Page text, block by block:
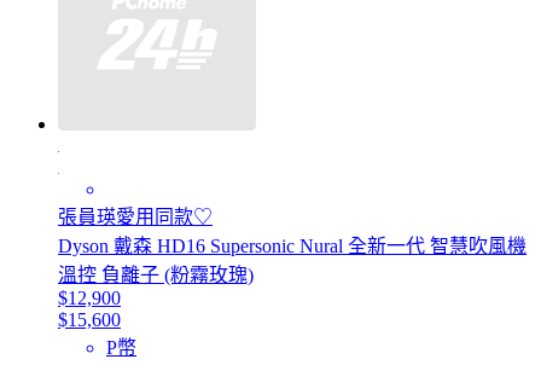
張員瑛愛用同款♡
Dyson 戴森 HD16 Supersonic Nural 全新一代 智慧吹風機
溫控 負離子 (粉霧玫瑰)
$12,900
$15,600
P幣